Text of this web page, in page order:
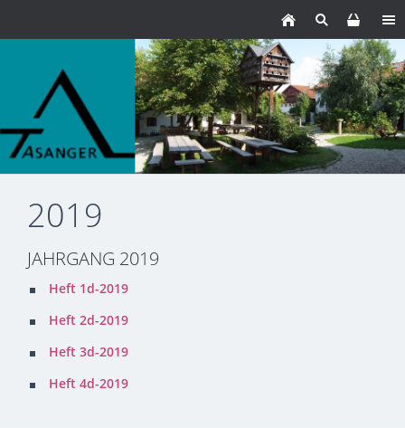
2019
JAHRGANG 2019
Heft 1d-2019
Heft 2d-2019
Heft 3d-2019
Heft 4d-2019